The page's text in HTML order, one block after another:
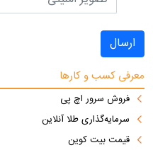
ارسال
معرفی کسب و کارها
فروش سرور اچ پی
سرمایه‌گذاری طلا آنلاین
قیمت بیت کوین